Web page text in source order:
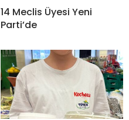
14 Meclis Üyesi Yeni
Parti’de